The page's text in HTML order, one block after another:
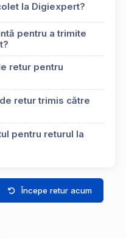
la Digiexpert?
pentru a trimite
retur pentru
retur trimis către
pentru returul la
Începe retur acum